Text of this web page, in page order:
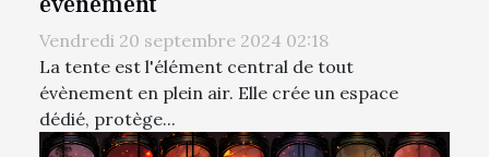
Vendredi 20 septembre 2024 02:18
La tente est l'élément central de tout
évènement en plein air. Elle crée un espace
dédié, protège...